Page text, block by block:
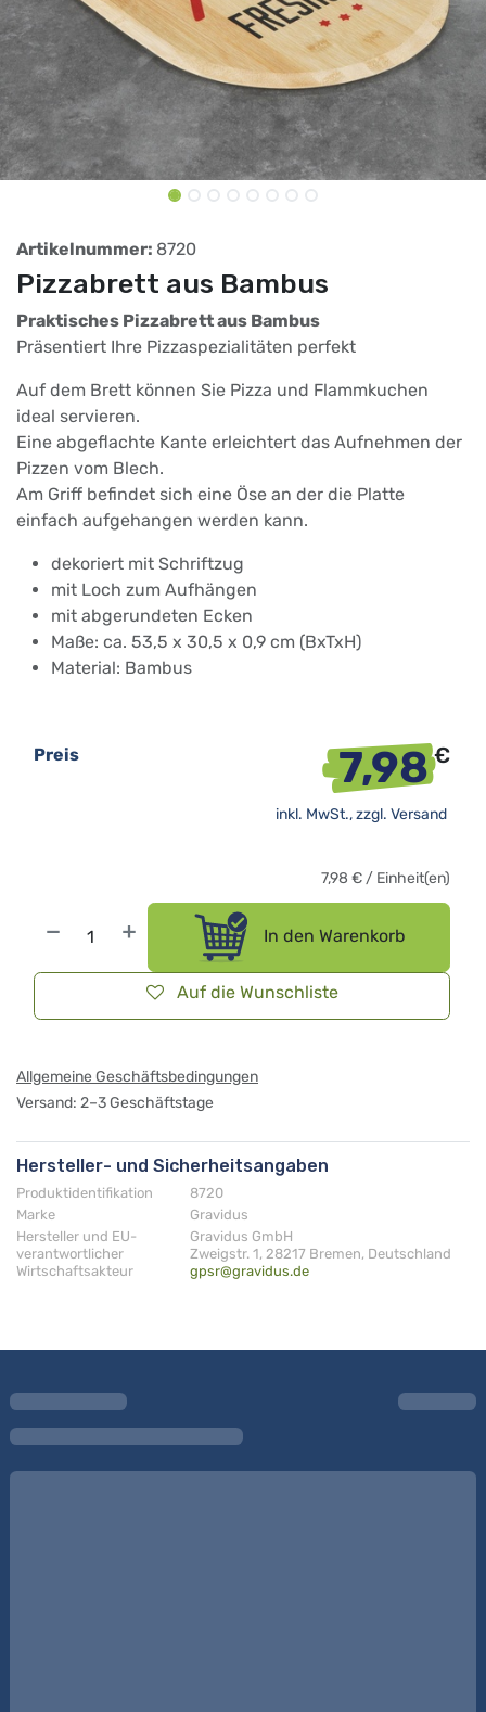
Artikelnummer: 8720
Pizzabrett aus Bambus
Praktisches Pizzabrett aus Bambus
Präsentiert Ihre Pizzaspezialitäten perfekt
Auf dem Brett können Sie Pizza und Flammkuchen
ideal servieren.
Eine abgeflachte Kante erleichtert das Aufnehmen der
Pizzen vom Blech.
Am Griff befindet sich eine Öse an der die Platte
einfach aufgehangen werden kann.
dekoriert mit Schriftzug
mit Loch zum Aufhängen
mit abgerundeten Ecken
Maße: ca. 53,5 x 30,5 x 0,9 cm (BxTxH)
Material: Bambus
In den Warenkorb
Auf die Wunschliste
Preis 7,98€
inkl. MwSt., zzgl. Versand
7,98 € / Einheit(en)
Allgemeine Geschäftsbedingungen
Versand: 2–3 Geschäftstage
Hersteller- und Sicherheitsangaben
Produktidentifikation
8720
Marke
Gravidus
Hersteller und EU-
verantwortlicher
Wirtschaftsakteur
Gravidus GmbH
Zweigstr. 1, 28217 Bremen, Deutschland
gpsr@gravidus.de